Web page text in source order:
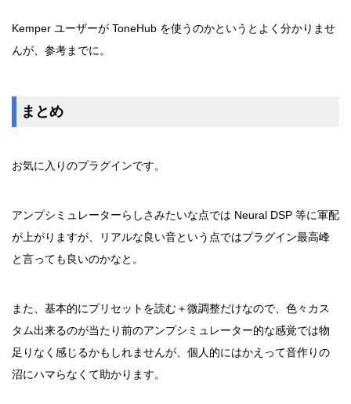
Kemper ユーザーが ToneHub を使うのかというとよく分かりませ
んが、参考までに。
まとめ
お気に入りのプラグインです。
アンプシミュレーターらしさみたいな点では Neural DSP 等に軍配
が上がりますが、リアルな良い音という点ではプラグイン最高峰
と言っても良いのかなと。
また、基本的にプリセットを読む＋微調整だけなので、色々カス
タム出来るのが当たり前のアンプシミュレーター的な感覚では物
足りなく感じるかもしれませんが、個人的にはかえって音作りの
沼にハマらなくて助かります。